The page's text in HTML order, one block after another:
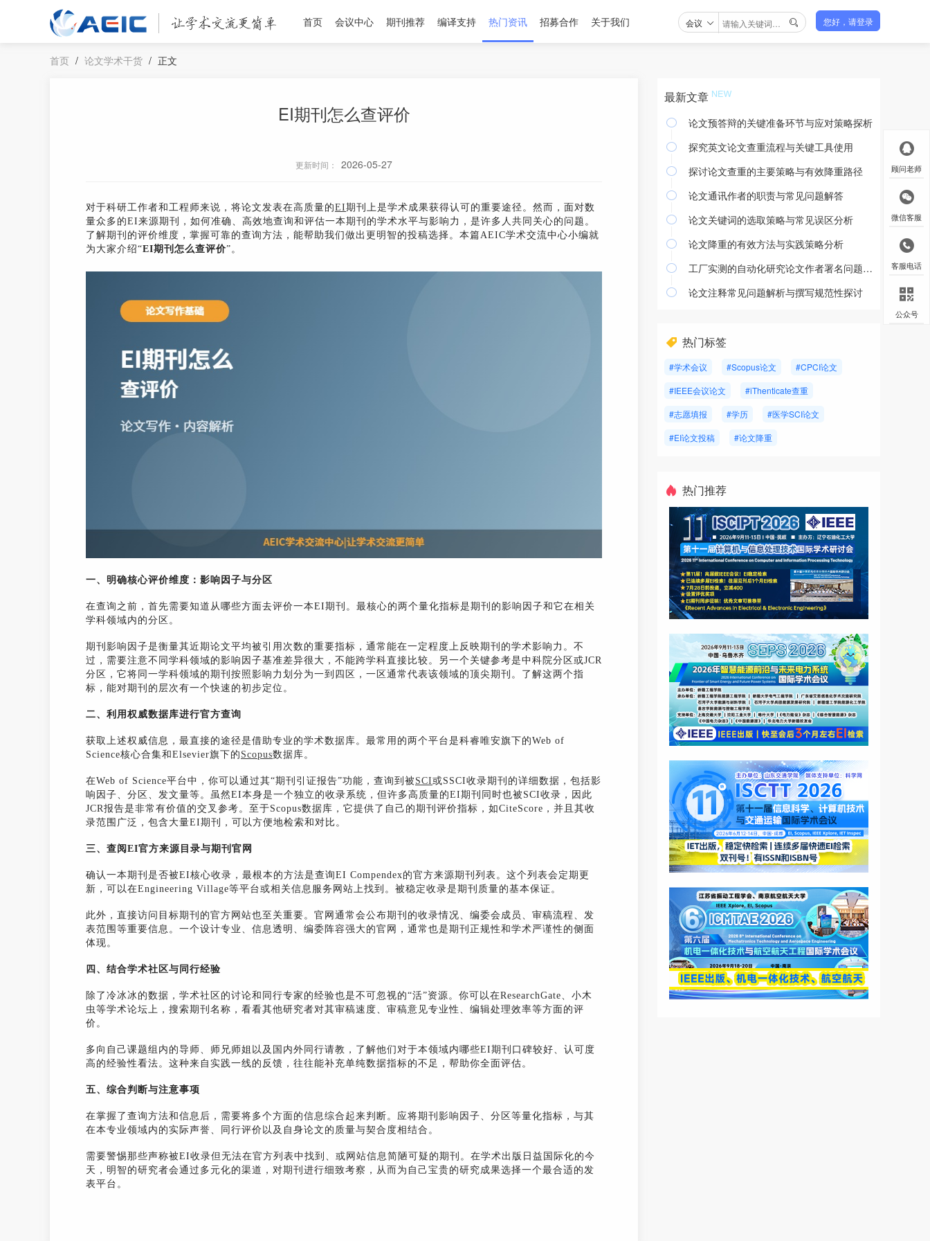
首页 会议中心 期刊推荐 编译支持 热门资讯 招募合作 关于我们 会议  您好，请登录
首页 / 论文学术干货 / 正文
EI期刊怎么查评价
更新时间： 2026-05-27
对于科研工作者和工程师来说，将论文发表在高质量的EI期刊上是学术成果获得认可的重要途径。然而，面对数
量众多的EI来源期刊，如何准确、高效地查询和评估一本期刊的学术水平与影响力，是许多人共同关心的问题。
了解期刊的评价维度，掌握可靠的查询方法，能帮助我们做出更明智的投稿选择。本篇AEIC学术交流中心小编就
为大家介绍“EI期刊怎么查评价”。
一、明确核心评价维度：影响因子与分区
在查询之前，首先需要知道从哪些方面去评价一本EI期刊。最核心的两个量化指标是期刊的影响因子和它在相关
学科领域内的分区。
期刊影响因子是衡量其近期论文平均被引用次数的重要指标，通常能在一定程度上反映期刊的学术影响力。不
过，需要注意不同学科领域的影响因子基准差异很大，不能跨学科直接比较。另一个关键参考是中科院分区或JCR
分区，它将同一学科领域的期刊按照影响力划分为一到四区，一区通常代表该领域的顶尖期刊。了解这两个指
标，能对期刊的层次有一个快速的初步定位。
二、利用权威数据库进行官方查询
获取上述权威信息，最直接的途径是借助专业的学术数据库。最常用的两个平台是科睿唯安旗下的Web of
Science核心合集和Elsevier旗下的 Scopus数据库。
在Web of Science平台中，你可以通过其“期刊引证报告”功能，查询到被 SCI或SSCI收录期刊的详细数据，包括影
响因子、分区、发文量等。虽然EI本身是一个独立的收录系统，但许多高质量的EI期刊同时也被SCI收录，因此
JCR报告是非常有价值的交叉参考。至于Scopus数据库，它提供了自己的期刊评价指标，如CiteScore，并且其收
录范围广泛，包含大量EI期刊，可以方便地检索和对比。
三、查阅EI官方来源目录与期刊官网
确认一本期刊是否被EI核心收录，最根本的方法是查询EI Compendex的官方来源期刊列表。这个列表会定期更
新，可以在Engineering Village等平台或相关信息服务网站上找到。被稳定收录是期刊质量的基本保证。
此外，直接访问目标期刊的官方网站也至关重要。官网通常会公布期刊的收录情况、编委会成员、审稿流程、发
表范围等重要信息。一个设计专业、信息透明、编委阵容强大的官网，通常也是期刊正规性和学术严谨性的侧面
体现。
四、结合学术社区与同行经验
除了冷冰冰的数据，学术社区的讨论和同行专家的经验也是不可忽视的“活”资源。你可以在ResearchGate、小木
虫等学术论坛上，搜索期刊名称，看看其他研究者对其审稿速度、审稿意见专业性、编辑处理效率等方面的评
价。
多向自己课题组内的导师、师兄师姐以及国内外同行请教，了解他们对于本领域内哪些EI期刊口碑较好、认可度
高的经验性看法。这种来自实践一线的反馈，往往能补充单纯数据指标的不足，帮助你全面评估。
五、综合判断与注意事项
在掌握了查询方法和信息后，需要将多个方面的信息综合起来判断。应将期刊影响因子、分区等量化指标，与其
在本专业领域内的实际声誉、同行评价以及自身论文的质量与契合度相结合。
需要警惕那些声称被EI收录但无法在官方列表中找到、或网站信息简陋可疑的期刊。在学术出版日益国际化的今
天，明智的研究者会通过多元化的渠道，对期刊进行细致考察，从而为自己宝贵的研究成果选择一个最合适的发
表平台。
最新文章
 论文预答辩的关键准备环节与应对策略探析
 探究英文论文查重流程与关键工具使用
 探讨论文查重的主要策略与有效降重路径
 论文通讯作者的职责与常见问题解答
 论文关键词的选取策略与常见误区分析
 论文降重的有效方法与实践策略分析
 工厂实测的自动化研究论文作者署名问题探讨
 论文注释常见问题解析与撰写规范性探讨
热门标签
#学术会议 #Scopus论文
#CPCI论文
#IEEE会议论文
#iThenticate查重
#志愿填报
#学历
#医学SCI论文
#EI论文投稿
#论文降重
热门推荐
顾问老师
微信客服
客服电话
公众号